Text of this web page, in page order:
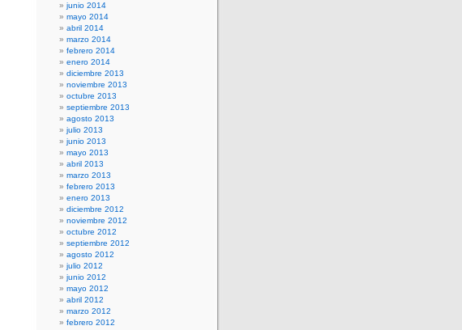
junio 2014
mayo 2014
abril 2014
marzo 2014
febrero 2014
enero 2014
diciembre 2013
noviembre 2013
octubre 2013
septiembre 2013
agosto 2013
julio 2013
junio 2013
mayo 2013
abril 2013
marzo 2013
febrero 2013
enero 2013
diciembre 2012
noviembre 2012
octubre 2012
septiembre 2012
agosto 2012
julio 2012
junio 2012
mayo 2012
abril 2012
marzo 2012
febrero 2012